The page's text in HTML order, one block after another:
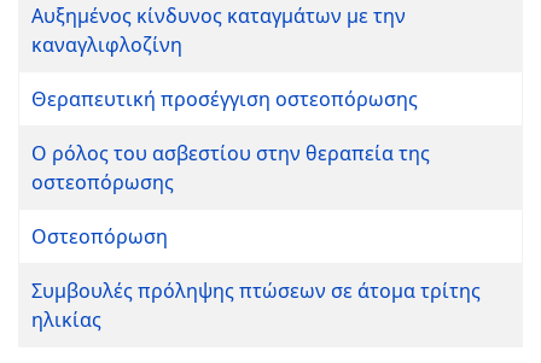
Αυξημένος κίνδυνος καταγμάτων με την
καναγλιφλοζίνη
Θεραπευτική προσέγγιση οστεοπόρωσης
Ο ρόλος του ασβεστίου στην θεραπεία της
οστεοπόρωσης
Οστεοπόρωση
Συμβουλές πρόληψης πτώσεων σε άτομα τρίτης
ηλικίας